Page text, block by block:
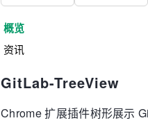
概览
资讯
GitLab-TreeView
Chrome 扩展插件树形展示